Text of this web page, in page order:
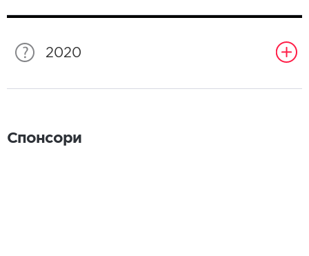
2020
Спонсори